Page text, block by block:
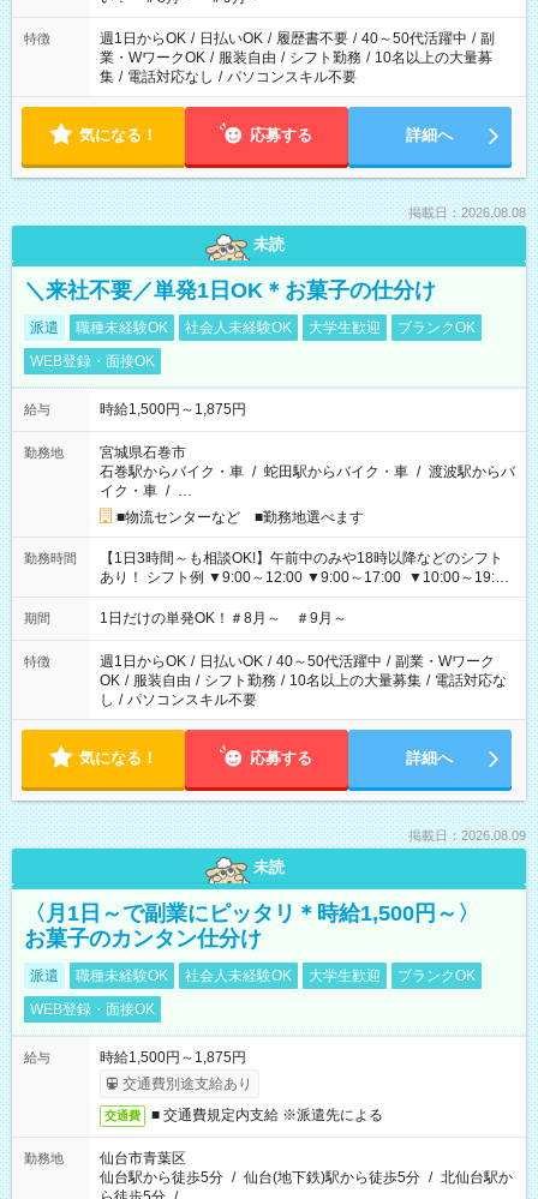
特徴 週1日からOK / 日払いOK / 履歴書不要 / 40～50代活躍中 / 副
業・WワークOK / 服装自由 / シフト勤務 / 10名以上の大量募
集 / 電話対応なし / パソコンスキル不要
気になる！ 応募する 詳細へ
掲載日：2026.08.08
未読
＼来社不要／単発1日OK＊お菓子の仕分け
派遣 職種未経験OK 社会人未経験OK 大学生歓迎
ブランクOK
WEB登録・面接OK
給与 時給1,500円～1,875円
勤務地
宮城県石巻市
石巻駅からバイク・車 / 蛇田駅からバイク・車 / 渡波駅からバ
イク・車 / …
■物流センターなど ■勤務地選べます
勤務時間
【1日3時間～も相談OK!】午前中のみや18時以降などのシフト
あり！ シフト例 ▼9:00～12:00 ▼9:00～17:00 ▼10:00～19:00
▼18:00～21:00
期間 1日だけの単発OK！＃8月～ ＃9月～
特徴 週1日からOK / 日払いOK / 40～50代活躍中 / 副業・Wワーク
OK / 服装自由 / シフト勤務 / 10名以上の大量募集 / 電話対応な
し / パソコンスキル不要
気になる！ 応募する 詳細へ
掲載日：2026.08.09
未読
〈月1日～で副業にピッタリ＊時給1,500円～〉
お菓子のカンタン仕分け
派遣 職種未経験OK 社会人未経験OK 大学生歓迎
ブランクOK
WEB登録・面接OK
給与
時給1,500円～1,875円
交通費別途支給あり
交通費 ■ 交通費規定内支給 ※派遣先による
勤務地
仙台市青葉区
仙台駅から徒歩5分 / 仙台(地下鉄)駅から徒歩5分 / 北仙台駅か